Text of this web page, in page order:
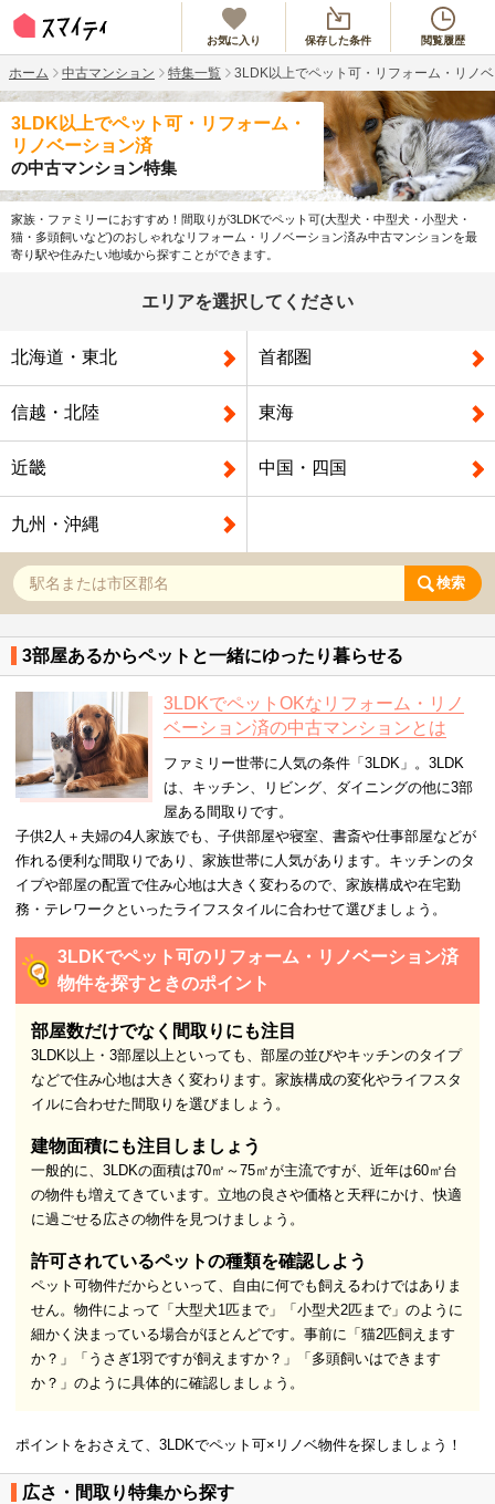
お気に入り 保存した条件 閲覧履歴
ホーム 中古マンション 特集一覧 3LDK以上でペット可・リフォーム・リノ
3LDK以上でペット可・リフォーム・
リノベーション済
の中古マンション特集
家族・ファミリーにおすすめ！間取りが3LDKでペット可(大型犬・中型犬・小型犬・
猫・多頭飼いなど)のおしゃれなリフォーム・リノベーション済み中古マンションを最
寄り駅や住みたい地域から探すことができます。
エリアを選択してください
北海道・東北 首都圏
信越・北陸 東海
近畿 中国・四国
九州・沖縄
検索
3部屋あるからペットと一緒にゆったり暮らせる
3LDKでペットOKなリフォーム・リノ
ベーション済の中古マンションとは
ファミリー世帯に人気の条件「3LDK」。3LDK
は、キッチン、リビング、ダイニングの他に3部
屋ある間取りです。
子供2人＋夫婦の4人家族でも、子供部屋や寝室、書斎や仕事部屋などが
作れる便利な間取りであり、家族世帯に人気があります。キッチンのタ
イプや部屋の配置で住み心地は大きく変わるので、家族構成や在宅勤
務・テレワークといったライフスタイルに合わせて選びましょう。
3LDKでペット可のリフォーム・リノベーション済
物件を探すときのポイント
部屋数だけでなく間取りにも注目
3LDK以上・3部屋以上といっても、部屋の並びやキッチンのタイプ
などで住み心地は大きく変わります。家族構成の変化やライフスタ
イルに合わせた間取りを選びましょう。
建物面積にも注目しましょう
一般的に、3LDKの面積は70㎡～75㎡が主流ですが、近年は60㎡台
の物件も増えてきています。立地の良さや価格と天秤にかけ、快適
に過ごせる広さの物件を見つけましょう。
許可されているペットの種類を確認しよう
ペット可物件だからといって、自由に何でも飼えるわけではありま
せん。物件によって「大型犬1匹まで」「小型犬2匹まで」のように
細かく決まっている場合がほとんどです。事前に「猫2匹飼えます
か？」「うさぎ1羽ですが飼えますか？」「多頭飼いはできます
か？」のように具体的に確認しましょう。
ポイントをおさえて、3LDKでペット可×リノベ物件を探しましょう！
広さ・間取り特集から探す